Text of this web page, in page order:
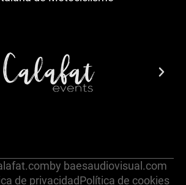
by baesaudiovisual.com
de privacidadPolítica de cookies